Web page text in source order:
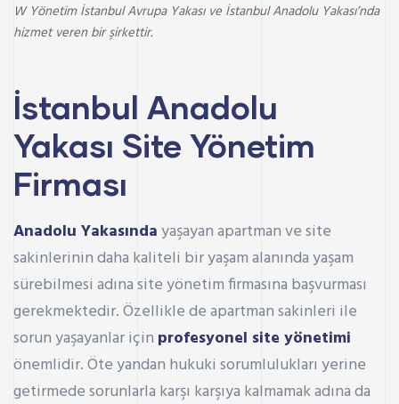
W Yönetim İstanbul Avrupa Yakası ve İstanbul Anadolu Yakası’nda
hizmet veren bir şirkettir.
İstanbul Anadolu
Yakası Site Yönetim
Firması
Anadolu Yakasındayaşayan apartman ve site
sakinlerinin daha kaliteli bir yaşam alanında yaşam
sürebilmesi adına site yönetim firmasına başvurması
gerekmektedir. Özellikle de apartman sakinleri ile
sorun yaşayanlar için profesyonel site yönetimi
önemlidir. Öte yandan hukuki sorumlulukları yerine
getirmede sorunlarla karşı karşıya kalmamak adına da